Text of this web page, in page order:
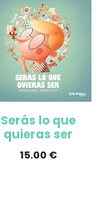
Serás lo que
quieras ser
15.00 €